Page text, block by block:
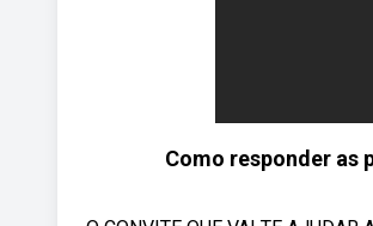
Como responder as